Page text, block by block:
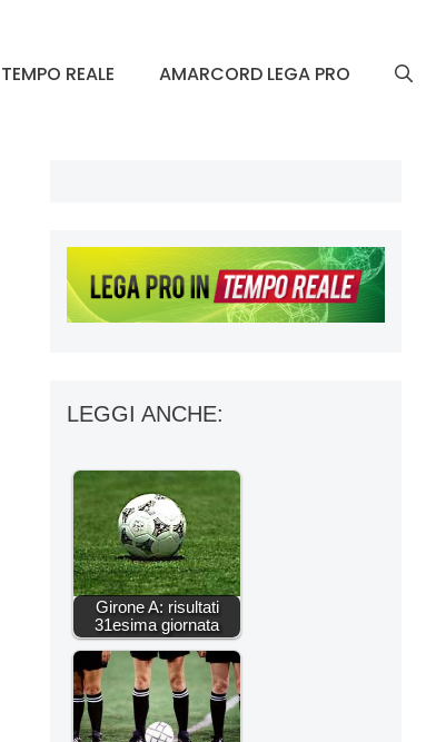
TEMPO REALE AMARCORD LEGA PRO
LEGGI ANCHE:
Girone A: risultati
31esima giornata